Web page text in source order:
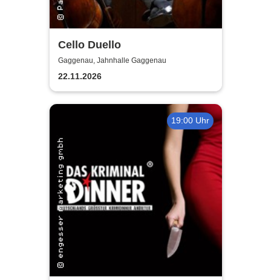
Cello Duello
Gaggenau, Jahnhalle Gaggenau
22.11.2026
19:00 Uhr